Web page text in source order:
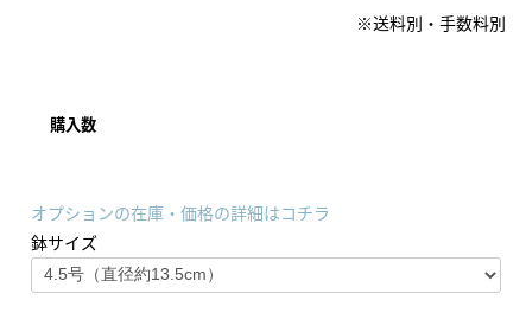
※送料別・手数料別
購入数
オプションの在庫・価格の詳細はコチラ
鉢サイズ